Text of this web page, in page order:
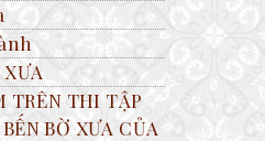
TRÊN THI TẬP
BỜ XƯA CỦA